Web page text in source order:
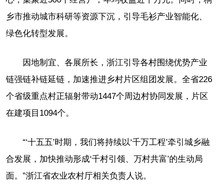
乡市推动城市科研等资源下沉，引导毛衫产业智能化、
绿色化转型发展。
因地制宜、各展所长，浙江引导各村围绕优势产业
链强链补链延链，加速推进乡村片区组团发展。全省226
个省级重点村正辐射带动1447个周边村协同发展，片区
在建项目1094个。
“‘十五五’时期，我们将持续以‘千万工程’牵引城乡融
合发展，加快推动形成‘千村引领、万村共富’的生动局
面。”浙江省农业农村厅相关负责人说。